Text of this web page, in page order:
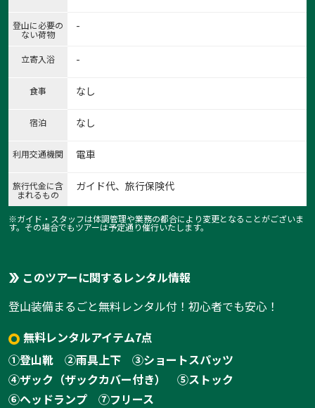
登山に必要の
ない荷物
-
立寄入浴 -
食事 なし
宿泊 なし
利用交通機関 電車
旅行代金に含
まれるもの
ガイド代、旅行保険代
※ガイド・スタッフは体調管理や業務の都合により変更となることがございま
す。その場合でもツアーは予定通り催行いたします。
このツアーに関するレンタル情報
登山装備まるごと無料レンタル付！初心者でも安心！
無料レンタルアイテム7点
①登山靴
②雨具上下
③ショートスパッツ
④ザック（ザックカバー付き）
⑤ストック
⑥ヘッドランプ
⑦フリース
1:
1/ 8